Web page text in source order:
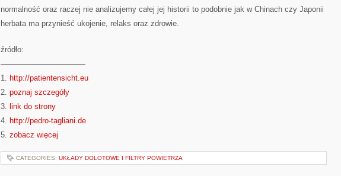
normalność oraz raczej nie analizujemy całej jej historii to podobnie jak w Chinach czy Japonii
herbata ma przynieść ukojenie, relaks oraz zdrowie.
źródło:
———————————
1. http://patientensicht.eu
2. poznaj szczegóły
3. link do strony
4. http://pedro-tagliani.de
5. zobacz więcej
CATEGORIES: UKŁADY DOLOTOWE I FILTRY POWIETRZA